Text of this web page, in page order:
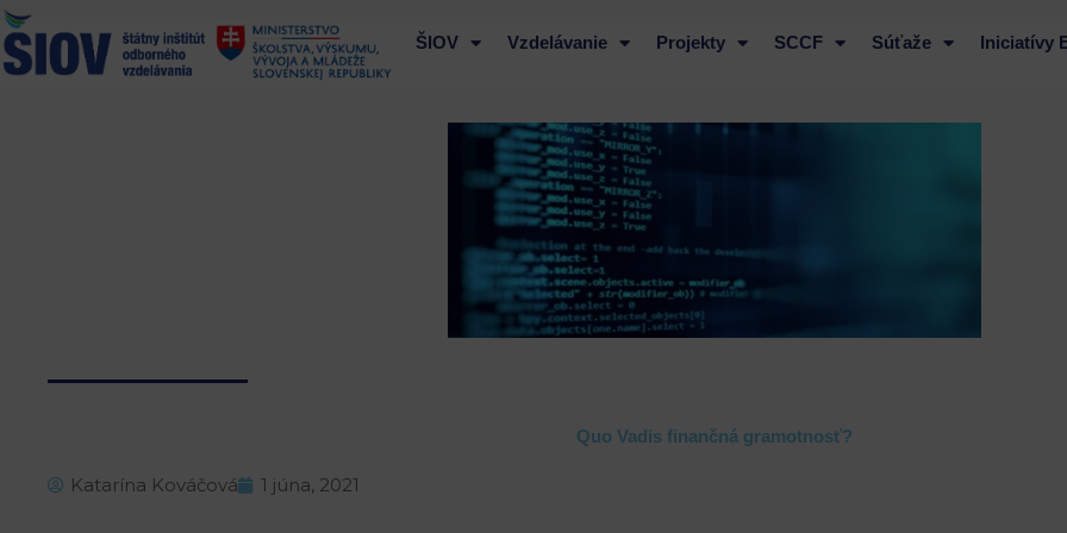
Preskočiť
na
obsah
ŠIOV Vzdelávanie Projekty SCCF Súťaže Iniciatívy
Quo Vadis finančná gramotnosť?
Katarína Kováčová 1 júna, 2021